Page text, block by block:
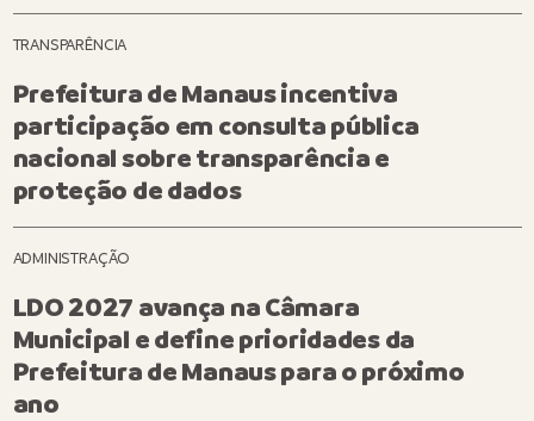
TRANSPARÊNCIA
Prefeitura de Manaus incentiva
participação em consulta pública
nacional sobre transparência e
proteção de dados
ADMINISTRAÇÃO
LDO 2027 avança na Câmara
Municipal e define prioridades da
Prefeitura de Manaus para o próximo
ano